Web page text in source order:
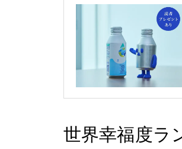
世界幸福度ラ